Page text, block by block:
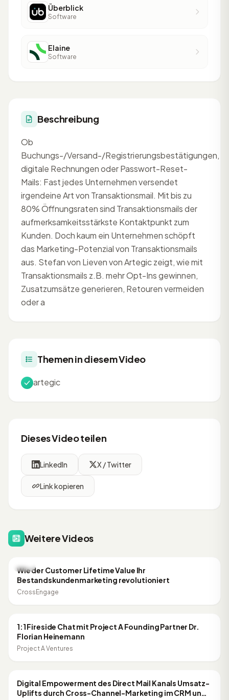
Überblick
Software
Elaine
Software
Beschreibung
Ob
Buchungs-/Versand-/Registrierungsbestätigungen,
digitale Rechnungen oder Passwort-Reset-
Mails: Fast jedes Unternehmen versendet
irgendeine Art von Transaktionsmail. Mit bis zu
80% Öffnungsraten sind Transaktionsmails der
aufmerksamkeitsstärkste Kontaktpunkt zum
Kunden. Doch kaum ein Unternehmen schöpft
das Marketing-Potenzial von Transaktionsmails
aus. Stefan von Lieven von Artegic zeigt, wie mit
Transaktionsmails z.B. mehr Opt-Ins gewinnen,
Zusatzumsätze generieren, Retouren vermeiden
oder a
Themen in diesem Video
artegic
Dieses Video teilen
LinkedIn X / Twitter
Link kopieren
Weitere Videos
CRM
Wie der Customer Lifetime Value Ihr
Bestandskundenmarketing revolutioniert
CrossEngage
53:54
CRM
1:1 Fireside Chat mit Project A Founding Partner Dr.
Florian Heinemann
Project A Ventures
CRM
Digital Empowerment des Direct Mail Kanals Umsatz-
Uplifts durch Cross-Channel-Marketing im CRM und